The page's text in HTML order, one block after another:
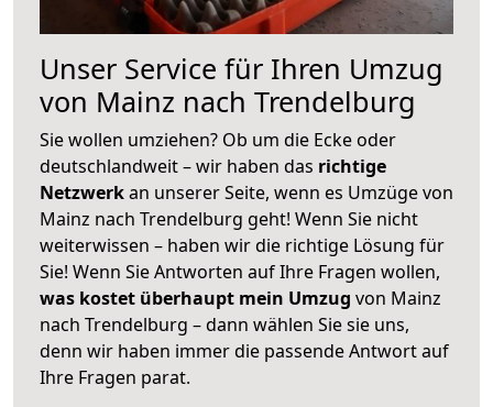
Unser Service für Ihren Umzug
von Mainz nach Trendelburg
Sie wollen umziehen? Ob um die Ecke oder
deutschlandweit – wir haben das richtige
Netzwerkan unserer Seite, wenn es Umzüge von
Mainz nach Trendelburg geht! Wenn Sie nicht
weiterwissen – haben wir die richtige Lösung für
Sie! Wenn Sie Antworten auf Ihre Fragen wollen,
was kostet überhaupt mein Umzug von Mainz
nach Trendelburg – dann wählen Sie sie uns,
denn wir haben immer die passende Antwort auf
Ihre Fragen parat.